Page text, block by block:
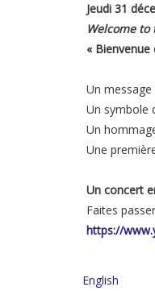
Jeudi 31
Welcome
«
Un
Un symbole
Un
Une
Un concert
Faites
https://
English